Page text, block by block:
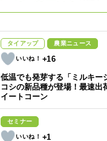
タイアップ 農業ニュース
+16
低温でも発芽する「ミルキー
コシの新品種が登場！最速出
イートコーン
セミナー
+1